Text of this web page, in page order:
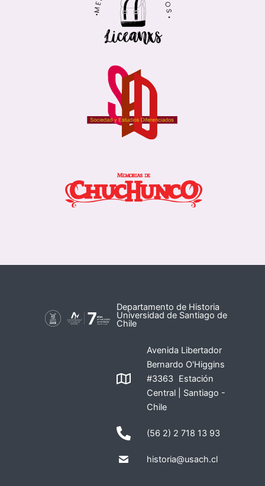
Departamento de Historia
Universidad de Santiago de
Chile
Avenida Libertador
Bernardo O'Higgins
#3363 Estación
Central | Santiago -
Chile
(56 2) 2 718 13 93
historia@usach.cl